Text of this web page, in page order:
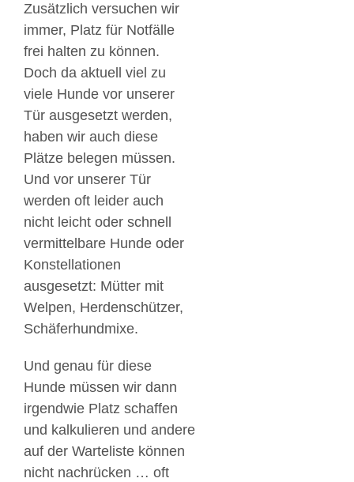
Zusätzlich versuchen wir
immer, Platz für Notfälle
frei halten zu können.
Doch da aktuell viel zu
viele Hunde vor unserer
Tür ausgesetzt werden,
haben wir auch diese
Plätze belegen müssen.
Und vor unserer Tür
werden oft leider auch
nicht leicht oder schnell
vermittelbare Hunde oder
Konstellationen
ausgesetzt: Mütter mit
Welpen, Herdenschützer,
Schäferhundmixe.
Und genau für diese
Hunde müssen wir dann
irgendwie Platz schaffen
und kalkulieren und andere
auf der Warteliste können
nicht nachrücken … oft